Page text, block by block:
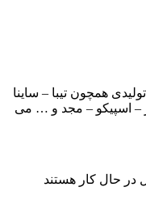
همچون تیبا – ساینا
– اسپیکو – مجد و … می
در حال کار هستند